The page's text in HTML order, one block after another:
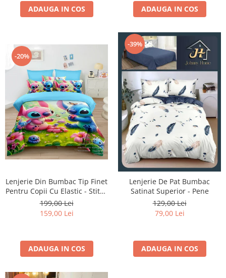
ADAUGA IN COS ADAUGA IN COS
-20%
Lenjerie Din Bumbac Tip Finet
Pentru Copii Cu Elastic - Stitch
Si Angel Pe Camp De Flori
199,00 Lei
159,00 Lei
ADAUGA IN COS
-39%
Lenjerie De Pat Bumbac
Satinat Superior - Pene
129,00 Lei
79,00 Lei
ADAUGA IN COS